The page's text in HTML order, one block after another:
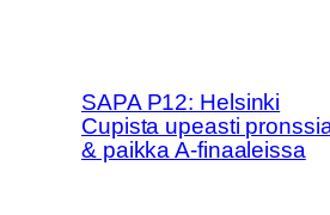
SAPA P12: Helsinki
Cupista upeasti
& paikka A-finaaleissa